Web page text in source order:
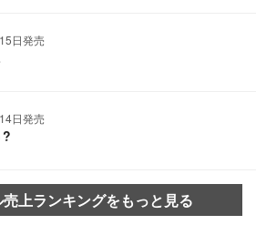
日発売
日発売
?
上ランキングをもっと見る